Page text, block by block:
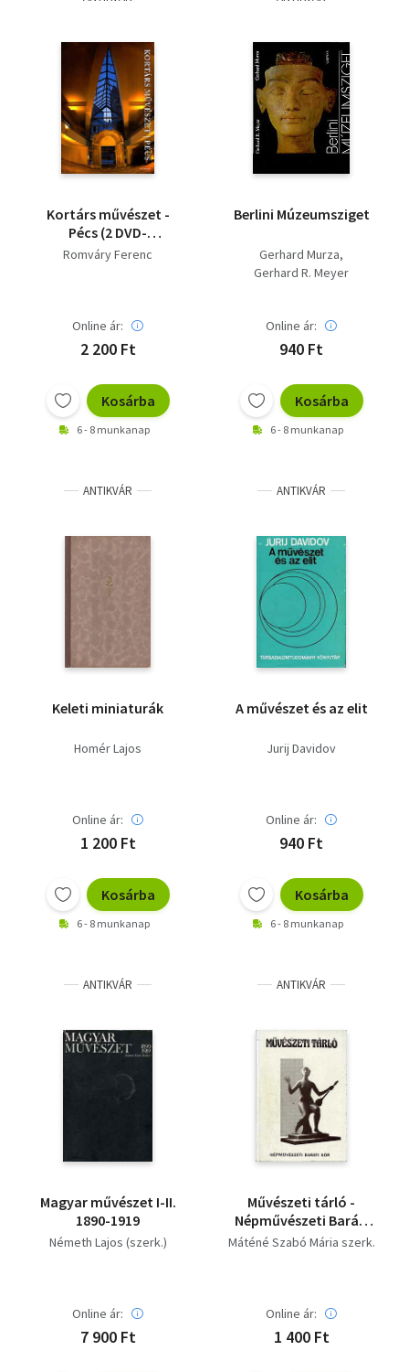
Kortárs művészet -
Pécs (2 DVD-
MELLÉKLETTEL) - 1 db
Romváry Ferenc
Online ár:
2 200 Ft
Kosárba
6 - 8 munkanap
Berlini Múzeumsziget
Gerhard Murza
Gerhard R. Meyer
Online ár:
940 Ft
Kosárba
6 - 8 munkanap
ANTIKVÁR
Keleti miniaturák
Homér Lajos
Online ár:
1 200 Ft
Kosárba
6 - 8 munkanap
ANTIKVÁR
A művészet és az elit
Jurij Davidov
Online ár:
940 Ft
Kosárba
6 - 8 munkanap
ANTIKVÁR
Magyar művészet I-II.
1890-1919
Németh Lajos (szerk.)
Online ár:
7 900 Ft
ANTIKVÁR
Művészeti tárló -
Népművészeti Baráti
Kör - dedikálta a szerk.
Máténé Szabó Mária szerk.
Online ár:
1 400 Ft